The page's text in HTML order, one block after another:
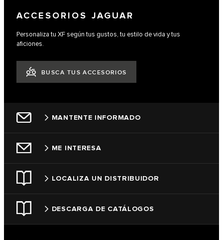
ACCESORIOS JAGUAR
Personaliza tu XF según tus gustos, tu estilo de vida y tus
aficiones.
BUSCA TUS ACCESORIOS
MANTENTE INFORMADO
ME INTERESA
LOCALIZA UN DISTRIBUIDOR
DESCARGA DE CATÁLOGOS